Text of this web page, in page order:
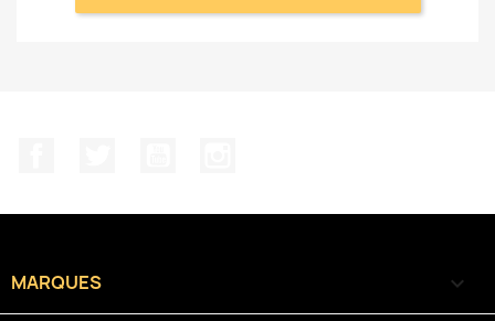
MARQUES 